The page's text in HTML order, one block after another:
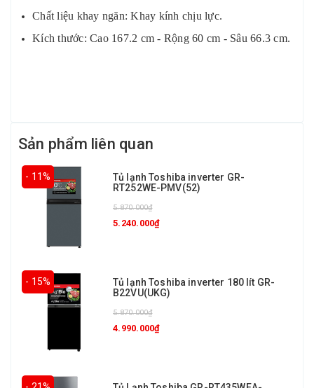
Chất liệu khay ngăn: Khay kính chịu lực.
Kích thước: Cao 167.2 cm - Rộng 60 cm - Sâu 66.3 cm.
Sản phẩm liên quan
- 11%
Tủ lạnh Toshiba inverter GR-
RT252WE-PMV(52)
5.870.000₫
5.240.000₫
- 15%
Tủ lạnh Toshiba inverter 180 lít GR-
B22VU(UKG)
5.870.000₫
4.990.000₫